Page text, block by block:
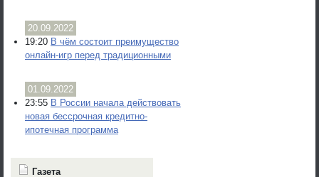
20.09.2022
19:20 В чём состоит преимущество
онлайн-игр перед традиционными
01.09.2022
23:55 В России начала действовать
новая бессрочная кредитно-
ипотечная программа
Газета